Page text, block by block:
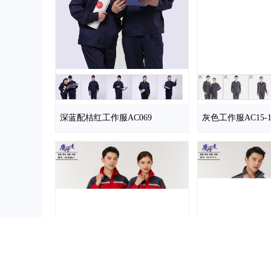
深蓝配桔红工作服AC069 灰色工作服AC15-